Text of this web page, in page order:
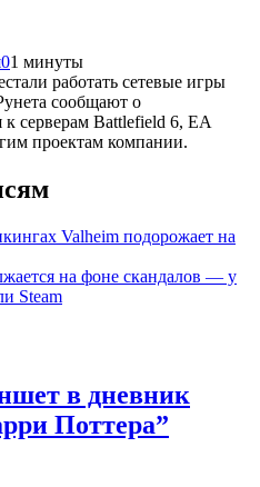
01 минуты
работать сетевые игры
сообщают о
серверам Battlefield 6, EA
проектам компании.
Valheim подорожает на
на фоне скандалов — у
Steam
в дневник
Поттера”